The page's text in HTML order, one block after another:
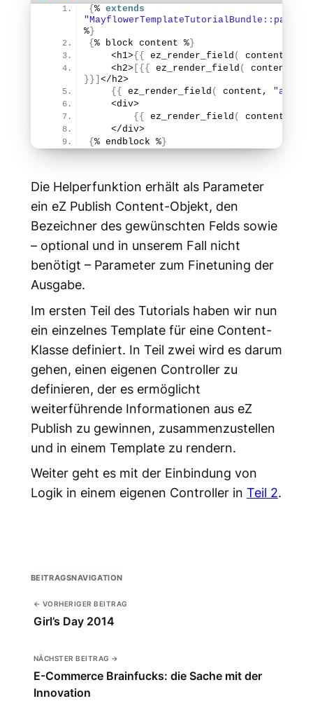
{% extends
%}
{% block content %}
    <h1>
{{ ez_render_field ( content,
    <h2>
[ {{ ez_render_field ( content,
}}] </h2>
{{ ez_render_field ( content,
    <div>
{{ ez_render_field ( content,
    </div>
{% endblock %}
Die Helperfunktion erhält als Parameter
ein eZ Publish Content-Objekt, den
Bezeichner des gewünschten Felds sowie
– optional und in unserem Fall nicht
benötigt – Parameter zum Finetuning der
Ausgabe.
Im ersten Teil des Tutorials haben wir nun
ein einzelnes Template für eine Content-
Klasse definiert. In Teil zwei wird es darum
gehen, einen eigenen Controller zu
definieren, der es ermöglicht
weiterführende Informationen aus eZ
Publish zu gewinnen, zusammenzustellen
und in einem Template zu rendern.
Weiter geht es mit der Einbindung von
Logik in einem eigenen Controller in Teil 2.
BEITRAGSNAVIGATION
← VORHERIGER BEITRAG
Girl’s Day 2014
NÄCHSTER BEITRAG →
E-Commerce Brainfucks: die Sache mit der
Innovation